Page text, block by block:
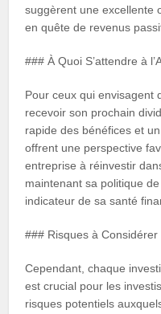
suggèrent une excellente
en quête de revenus
### À Quoi S’attendre à
Pour ceux qui envisagent
recevoir son prochain
rapide des bénéfices et
offrent une perspective
entreprise à réinvestir
maintenant sa politique
indicateur de sa santé
### Risques à Considérer
Cependant, chaque
est crucial pour les
risques potentiels